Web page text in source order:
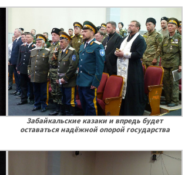
Забайкальские казаки и впредь будет
оставаться надёжной опорой государства